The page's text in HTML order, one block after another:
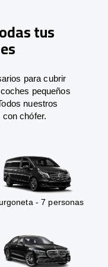
tus
para cubrir
pequeños
nuestros
chófer.
- 7 personas